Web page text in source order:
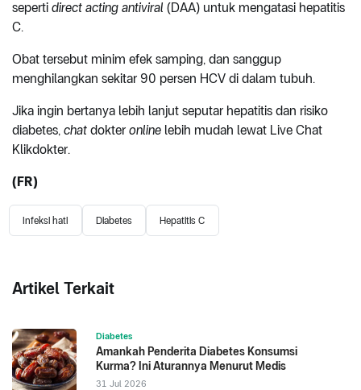
seperti direct acting antiviral (DAA) untuk mengatasi hepatitis
C.
Obat tersebut minim efek samping, dan sanggup
menghilangkan sekitar 90 persen HCV di dalam tubuh.
Jika ingin bertanya lebih lanjut seputar hepatitis dan risiko
diabetes, chat dokter online lebih mudah lewat Live Chat
Klikdokter.
(FR)
Infeksi hati Diabetes Hepatitis C
Artikel Terkait
Diabetes
Amankah Penderita Diabetes Konsumsi
Kurma? Ini Aturannya Menurut Medis
31 Jul 2026